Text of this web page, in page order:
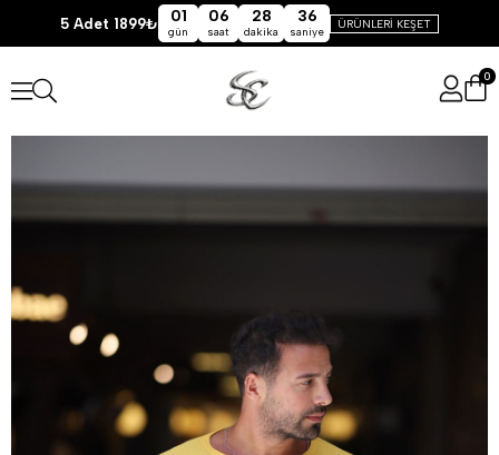
5 Adet 1899₺ 01
gün
06
saat
28
dakika
36
saniye
ÜRÜNLERİ KEŞET
0